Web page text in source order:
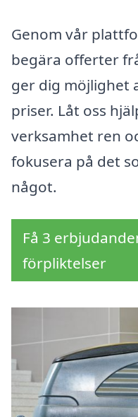
Genom vår
begära offerter
ger dig möjlighet
priser. Låt oss
verksamhet ren
fokusera på det
något.
Få 3
förpliktelser